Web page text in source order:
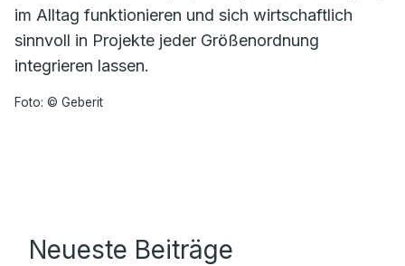
im Alltag funktionieren und sich wirtschaftlich
sinnvoll in Projekte jeder Größenordnung
integrieren lassen.
Foto: © Geberit
Neueste Beiträge